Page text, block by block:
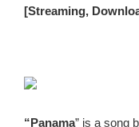
[Streaming,
“Panama” is a song